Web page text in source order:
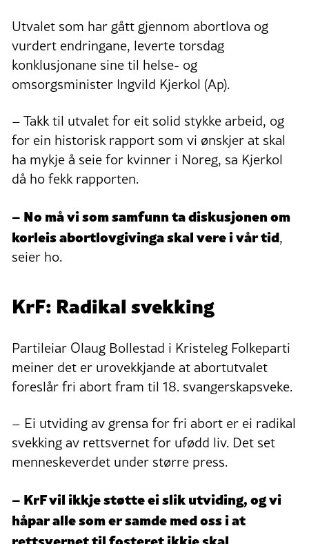
Utvalet som har gått gjennom abortlova og
vurdert endringane, leverte torsdag
konklusjonane sine til helse- og
omsorgsminister Ingvild Kjerkol (Ap).
– Takk til utvalet for eit solid stykke arbeid, og
for ein historisk rapport som vi ønskjer at skal
ha mykje å seie for kvinner i Noreg, sa Kjerkol
då ho fekk rapporten.
– No må vi som samfunn ta diskusjonen om
korleis abortlovgivinga skal vere i vår tid,
seier ho.
KrF: Radikal svekking
Partileiar Olaug Bollestad i Kristeleg Folkeparti
meiner det er urovekkjande at abortutvalet
foreslår fri abort fram til 18. svangerskapsveke.
– Ei utviding av grensa for fri abort er ei radikal
svekking av rettsvernet for ufødd liv. Det set
menneskeverdet under større press.
– KrF vil ikkje støtte ei slik utviding, og vi
håpar alle som er samde med oss i at
rettsvernet til fosteret ikkje skal